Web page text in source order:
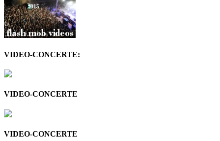
VIDEO-CONCERTE:
VIDEO-CONCERTE
VIDEO-CONCERTE